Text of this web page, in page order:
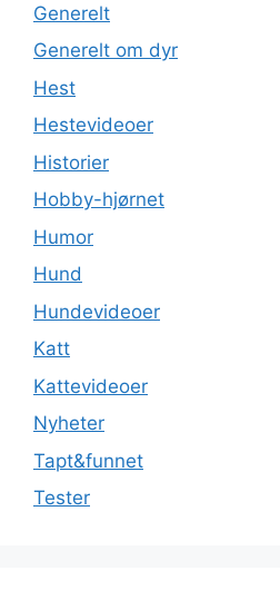
Generelt
Generelt om dyr
Hest
Hestevideoer
Historier
Hobby-hjørnet
Humor
Hund
Hundevideoer
Katt
Kattevideoer
Nyheter
Tapt&funnet
Tester